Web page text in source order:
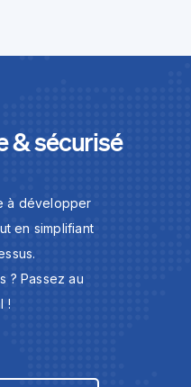
& sécurisé
à développer
en simplifiant
? Passez au
!